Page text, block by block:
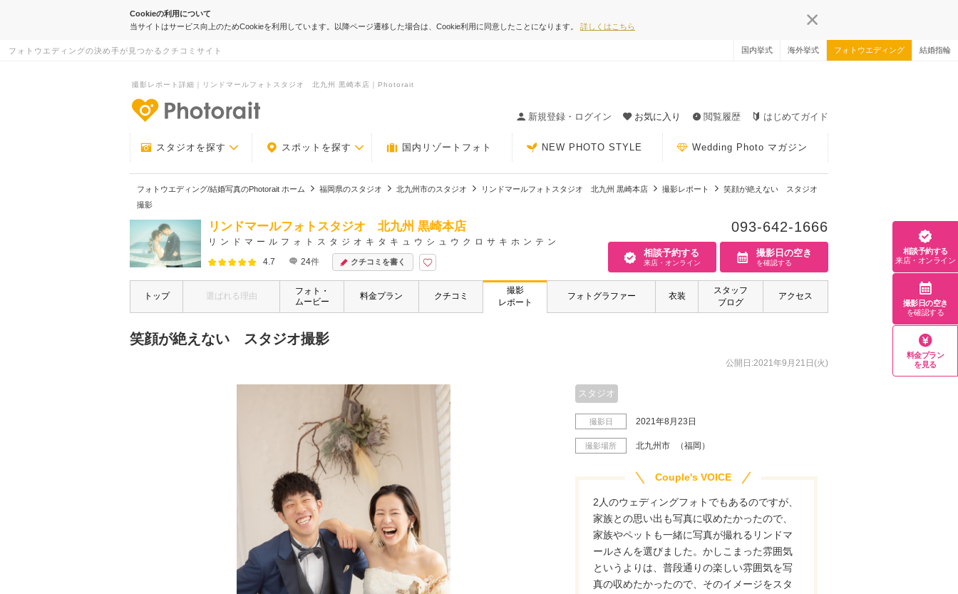
Cookieの利用について
当サイトはサービス向上のためCookieを利用しています。以降ページ遷移した場合は、Cookie利用に同意したことになります。 詳しくはこちら
フォトウエディングの決め手が見つかるクチコミサイト 国内挙式 海外挙式 フォトウエディング 結婚指輪
撮影レポート詳細｜リンドマールフォトスタジオ 北九州 黒崎本店｜Photorait
新規登録・ログイン
お気に入り 閲覧履歴 はじめてガイド
スタジオを探す スポットを探す 国内リゾートフォト NEW PHOTO STYLE Wedding Photo マガジン
フォトウエディング/結婚写真のPhotorait ホーム 福岡県のスタジオ 北九州市のスタジオ リンドマールフォトスタジオ 北九州 黒崎本店 撮影レポート
笑顔が絶えない スタジオ
撮影
リンドマールフォトスタジオ 北九州 黒崎本店
リンドマールフォトスタジオキタキュウシュウクロサキホンテン
4.7
24件 クチコミを書く
093-642-1666
相談予約する
来店・オンライン
撮影日の空き
を確認する
トップ 選ばれる理由
フォト・
ムービー
料金プラン クチコミ
撮影
レポート
フォトグラファー 衣装
スタッフ
ブログ
アクセス
笑顔が絶えない スタジオ撮影
公開日:2021年9月21日(火)
スタジオ
撮影日 2021年8月23日
撮影場所 北九州市 （福岡）
Couple's VOICE
2人のウェディングフォトでもあるのですが、
家族との思い出も写真に収めたかったので、
家族やペットも一緒に写真が撮れるリンドマ
ールさんを選びました。かしこまった雰囲気
というよりは、普段通りの楽しい雰囲気を写
真の収めたかったので、そのイメージをスタ
相談予約する
来店・オンライン
撮影日の空き
を確認する
料金プラン
を見る